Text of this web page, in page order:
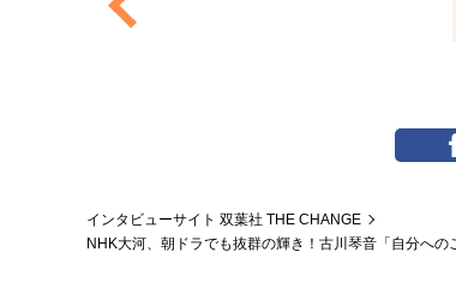
インタビューサイト 双葉社 THE CHANGE
NHK大河、朝ドラでも抜群の輝き！古川琴音「自分へ